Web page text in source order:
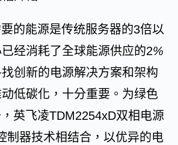
的能源是传统服务器的3倍以
已经消耗了全球能源供应的2%
创新的电源解决方案和架构
低碳化，十分重要。为绿色
英飞凌TDM2254xD双相电源
制器技术相结合，以优异的电